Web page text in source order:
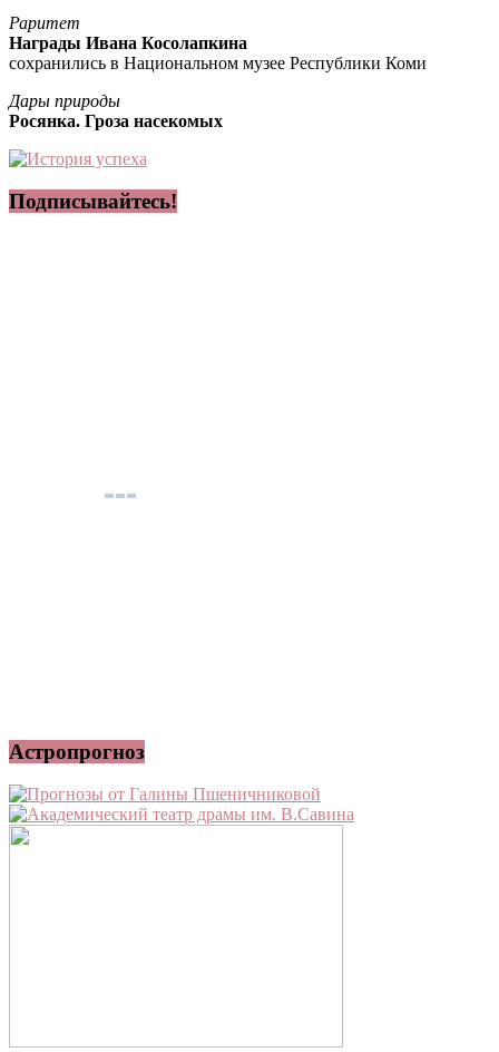
Раритет
Награды Ивана Косолапкина
сохранились в Национальном музее Республики Коми
Дары природы
Росянка. Гроза насекомых
Подписывайтесь!
Астропрогноз